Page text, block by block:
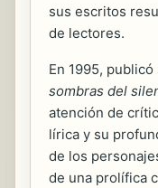
sus escritos
de lectores.
En 1995,
sombras del
atención de
lírica y su
de los
de una prolífica